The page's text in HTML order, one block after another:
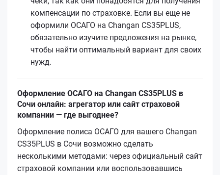
компенсации по страховке. Если вы еще не
оформили ОСАГО на Changan CS35PLUS,
обязательно изучите предложения на рынке,
чтобы найти оптимальный вариант для своих
нужд.
Оформление ОСАГО на Changan CS35PLUS в
Сочи онлайн: агрегатор или сайт страховой
компании — где выгоднее?
Оформление полиса ОСАГО для вашего Changan
CS35PLUS в Сочи возможно сделать
несколькими методами: через официальный сайт
страховой компании или воспользовавшись